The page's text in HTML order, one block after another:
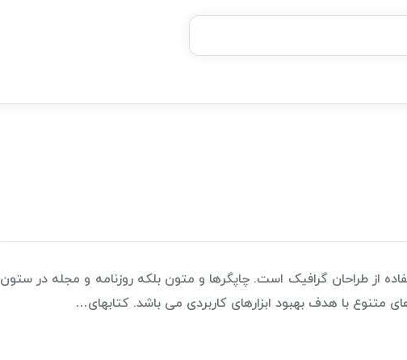
بدون ضامن، بدون سود
خرید قسطی با ترب‌پی
از طراحان گرافیک است. چاپگرها و متون بلکه روزنامه و مجله در ستون
متنوع با هدف بهبود ابزارهای کاربردی می باشد. کتابهای…